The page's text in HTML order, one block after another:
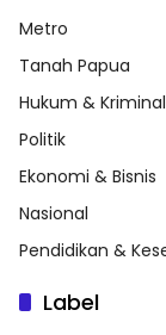
Metro
Tanah Papua
Hukum & Kriminal
Politik
Ekonomi & Bisnis
Nasional
Pendidikan &
Label